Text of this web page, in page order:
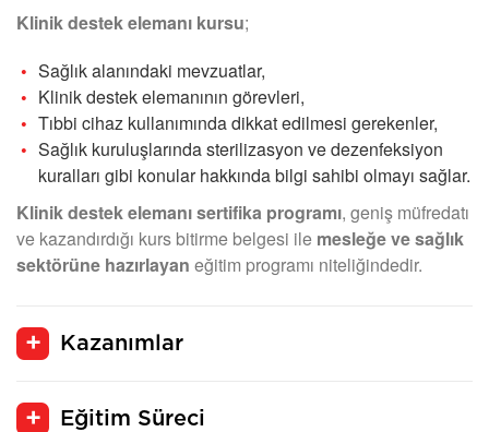
Klinik destek elemanı kursu;
Sağlık alanındaki mevzuatlar,
Klinik destek elemanının görevleri,
Tıbbi cihaz kullanımında dikkat edilmesi gerekenler,
Sağlık kuruluşlarında sterilizasyon ve dezenfeksiyon
kuralları gibi konular hakkında bilgi sahibi olmayı sağlar.
Klinik destek elemanı sertifika programı, geniş müfredatı
ve kazandırdığı kurs bitirme belgesi ile mesleğe ve sağlık
sektörüne hazırlayan eğitim programı niteliğindedir.
Kazanımlar
Eğitim Süreci